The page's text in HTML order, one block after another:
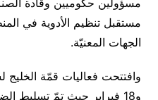
مسؤولين حكوميين وقادة
مستقبل تنظيم الأدوية في
الجهات المعنيّة.
و18 فبراير حيث تمّ تسليط